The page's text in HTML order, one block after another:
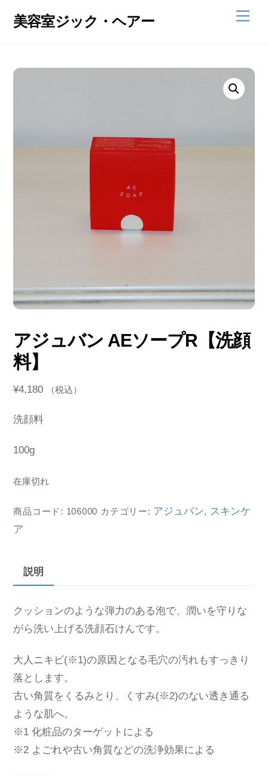
美容室ジック・ヘアー
アジュバン AEソープR【洗顔
料】
¥4,180 （税込）
洗顔料
100g
在庫切れ
商品コード: 106000 カテゴリー: アジュバン, スキンケ
ア
説明
クッションのような弾力のある泡で、潤いを守りな
がら洗い上げる洗顔石けんです。
大人ニキビ(※1)の原因となる毛穴の汚れもすっきり
落とします。
古い角質をくるみとり、くすみ(※2)のない透き通る
ような肌へ。
※1 化粧品のターゲットによる
※2 よごれや古い角質などの洗浄効果による